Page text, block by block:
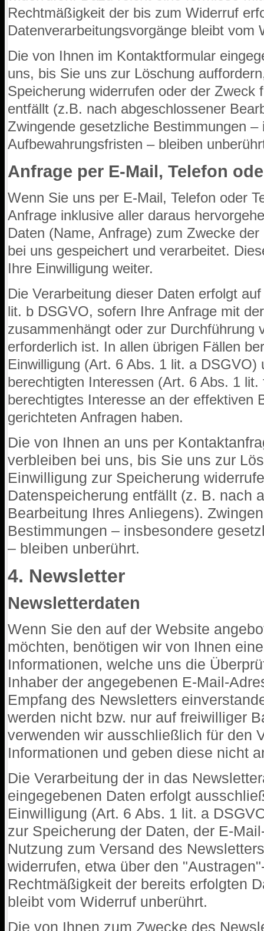
Rechtmäßigkeit der bis zum Widerruf
Datenverarbeitungsvorgänge bleibt vom
Die von Ihnen im Kontaktformular
uns, bis Sie uns zur Löschung
Speicherung widerrufen oder der Zweck
entfällt (z.B. nach abgeschlossener
Zwingende gesetzliche Bestimmungen –
Aufbewahrungsfristen – bleiben
Anfrage per E-Mail, Telefon
Wenn Sie uns per E-Mail, Telefon oder
Anfrage inklusive aller daraus
Daten (Name, Anfrage) zum Zwecke
bei uns gespeichert und verarbeitet.
Ihre Einwilligung weiter.
Die Verarbeitung dieser Daten erfolgt
lit. b DSGVO, sofern Ihre Anfrage mit
zusammenhängt oder zur Durchführung
erforderlich ist. In allen übrigen Fällen
Einwilligung (Art. 6 Abs. 1 lit. a DSGVO)
berechtigten Interessen (Art. 6 Abs. 1
berechtigtes Interesse an der effektiven
gerichteten Anfragen haben.
Die von Ihnen an uns per
verbleiben bei uns, bis Sie uns zur
Einwilligung zur Speicherung
Datenspeicherung entfällt (z. B. nach
Bearbeitung Ihres Anliegens).
Bestimmungen – insbesondere
– bleiben unberührt.
4. Newsletter
Newsletterdaten
Wenn Sie den auf der Website
möchten, benötigen wir von Ihnen
Informationen, welche uns die
Inhaber der angegebenen E-Mail-
Empfang des Newsletters
werden nicht bzw. nur auf freiwilliger
verwenden wir ausschließlich für den
Informationen und geben diese nicht
Die Verarbeitung der in das
eingegebenen Daten erfolgt
Einwilligung (Art. 6 Abs. 1 lit. a
zur Speicherung der Daten, der E-
Nutzung zum Versand des
widerrufen, etwa über den
Rechtmäßigkeit der bereits erfolgten
bleibt vom Widerruf unberührt.
Die von Ihnen zum Zwecke des